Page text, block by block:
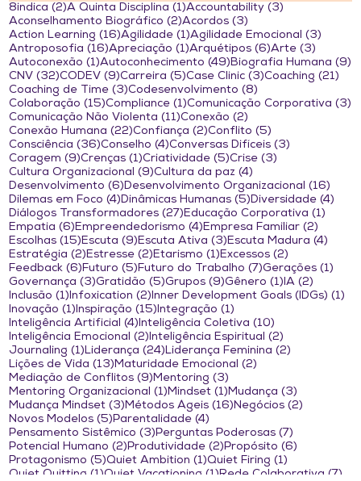
8indica (2)2 posts
A Quinta Disciplina (1)1 post
Accountability (3)
Aconselhamento Biográfico (2)2 posts
Acordos (3)
Action Learning (16)16 posts
Agilidade (1)1 post
Agilidade Emocional (3)
Antroposofia (16)16 posts
Apreciação (1)1 post
Arquétipos (6)6 posts
Arte (3)
Autoconexão (1)1 post
Autoconhecimento (49)49 posts
Biografia Humana (9)
CNV (32)32 posts
CODEV (9)9 posts
Carreira (5)5 posts
Case Clinic (3)3 posts
Coaching (21)
Coaching de Time (3)3 posts
Codesenvolvimento (8)
Colaboração (15)15 posts
Compliance (1)1 post
Comunicação Corporativa (3)
Comunicação Não Violenta (11)11 posts
Conexão (2)
Conexão Humana (22)22 posts
Confiança (2)2 posts
Conflito (5)
Consciência (36)36 posts
Conselho (4)4 posts
Conversas Difíceis (3)
Coragem (9)9 posts
Crenças (1)1 post
Criatividade (5)5 posts
Crise (3)
Cultura Organizacional (9)9 posts
Cultura da paz (4)
Desenvolvimento (6)6 posts
Desenvolvimento Organizacional (16)
Dilemas em Foco (4)4 posts
Dinâmicas Humanas (5)5 posts
Diversidade (4)
Diálogos Transformadores (27)27 posts
Educação Corporativa (1)
Empatia (6)6 posts
Empreendedorismo (4)4 posts
Empresa Familiar (2)
Escolhas (15)15 posts
Escuta (9)9 posts
Escuta Ativa (3)3 posts
Escuta Madura (4)
Estratégia (2)2 posts
Estresse (2)2 posts
Etarismo (1)1 post
Excessos (2)
Feedback (6)6 posts
Futuro (5)5 posts
Futuro do Trabalho (7)7 posts
Gerações (1)
Governança (3)3 posts
Gratidão (5)5 posts
Grupos (9)9 posts
Gênero (1)1 post
IA (2)
Inclusão (1)1 post
Infoxication (2)2 posts
Inner Development Goals (IDGs) (1)
Inovação (1)1 post
Inspiração (15)15 posts
Integração (1)
Inteligência Artificial (4)4 posts
Inteligência Coletiva (10)
Inteligência Emocional (2)2 posts
Inteligência Espiritual (2)
Journaling (1)1 post
Liderança (24)24 posts
Liderança Feminina (2)
Lições de Vida (13)13 posts
Maturidade Emocional (2)
Mediação de Conflitos (9)9 posts
Mentoring (3)
Mentoring Organizacional (1)1 post
Mindset (1)1 post
Mudança (3)
Mudança Mindset (3)3 posts
Métodos Ágeis (16)16 posts
Negócios (2)
Novos Modelos (5)5 posts
Parentalidade (4)
Pensamento Sistêmico (3)3 posts
Perguntas Poderosas (7)
Potencial Humano (2)2 posts
Produtividade (2)2 posts
Propósito (6)
Protagonismo (5)5 posts
Quiet Ambition (1)1 post
Quiet Firing (1)
Quiet Quitting (1)1 post
Quiet Vacationing (1)1 post
Rede Colaborativa (7)